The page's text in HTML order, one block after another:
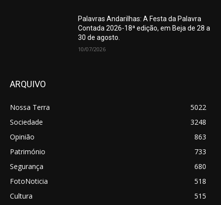
Palavras Andarilhas: A Festa da Palavra
Contada 2026-18ª edição, em Beja de 28 a
30 de agosto.
10/07/2026
ARQUIVO
Nossa Terra
5022
Sociedade
3248
Opinião
863
Património
733
Segurança
680
FotoNoticia
518
Cultura
515